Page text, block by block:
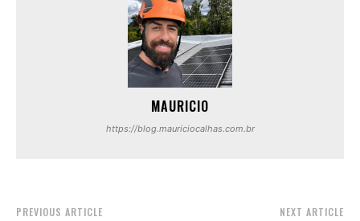
MAURICIO
https://blog.mauriciocalhas.com.br
PREVIOUS ARTICLE NEXT ARTICLE